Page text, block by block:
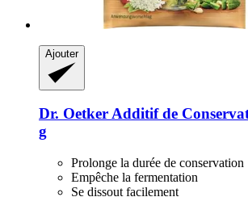
Ajouter
Dr. OetkerAdditif de
g
Prolonge la durée de conservation
Empêche la fermentation
Se dissout facilement